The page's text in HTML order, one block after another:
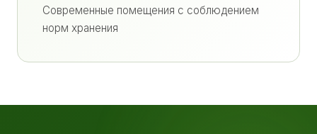
Современные помещения с соблюдением
норм хранения